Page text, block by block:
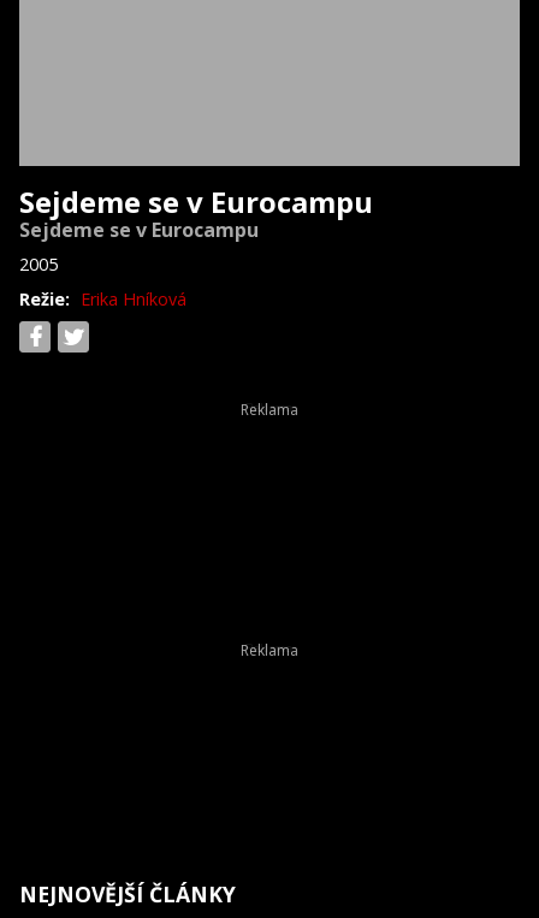
Sejdeme se v Eurocampu
Sejdeme se v Eurocampu
2005
Režie: Erika Hníková
NEJNOVĚJŠÍ ČLÁNKY